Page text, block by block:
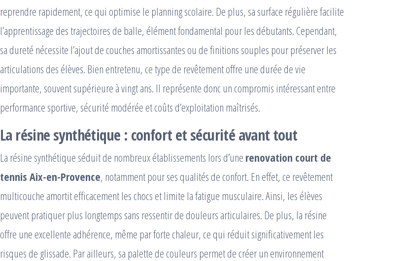
reprendre rapidement, ce qui optimise le planning scolaire. De plus, sa surface régulière facilite
l’apprentissage des trajectoires de balle, élément fondamental pour les débutants. Cependant,
sa dureté nécessite l’ajout de couches amortissantes ou de finitions souples pour préserver les
articulations des élèves. Bien entretenu, ce type de revêtement offre une durée de vie
importante, souvent supérieure à vingt ans. Il représente donc un compromis intéressant entre
performance sportive, sécurité modérée et coûts d’exploitation maîtrisés.
La résine synthétique : confort et sécurité avant tout
La résine synthétique séduit de nombreux établissements lors d’une renovation court de
tennis Aix-en-Provence, notamment pour ses qualités de confort. En effet, ce revêtement
multicouche amortit efficacement les chocs et limite la fatigue musculaire. Ainsi, les élèves
peuvent pratiquer plus longtemps sans ressentir de douleurs articulaires. De plus, la résine
offre une excellente adhérence, même par forte chaleur, ce qui réduit significativement les
risques de glissade. Par ailleurs, sa palette de couleurs permet de créer un environnement